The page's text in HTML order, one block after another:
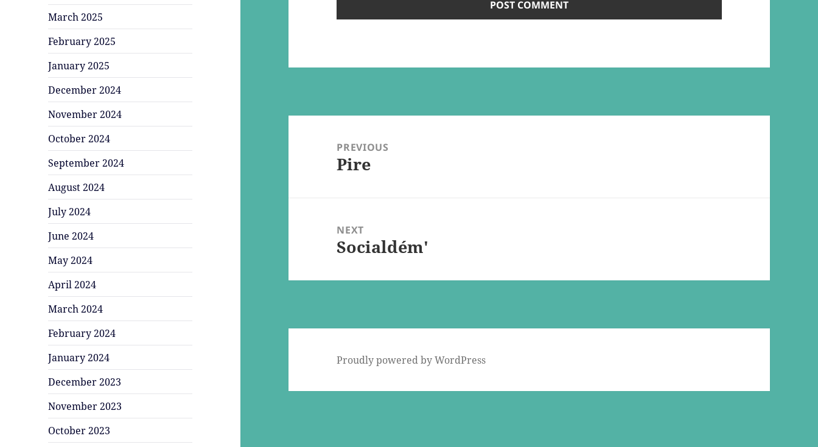
March 2025
February 2025
January 2025
December 2024
November 2024
October 2024
September 2024
August 2024
July 2024
June 2024
May 2024
April 2024
March 2024
February 2024
January 2024
December 2023
November 2023
October 2023
navigationPREVIOUS
Previous
Pire
NEXT
Next
Socialdém'
Proudly powered by WordPress